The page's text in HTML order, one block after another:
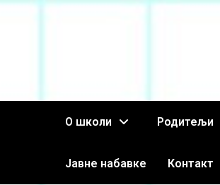
О школи Родитељи
Јавне набавке Контакт